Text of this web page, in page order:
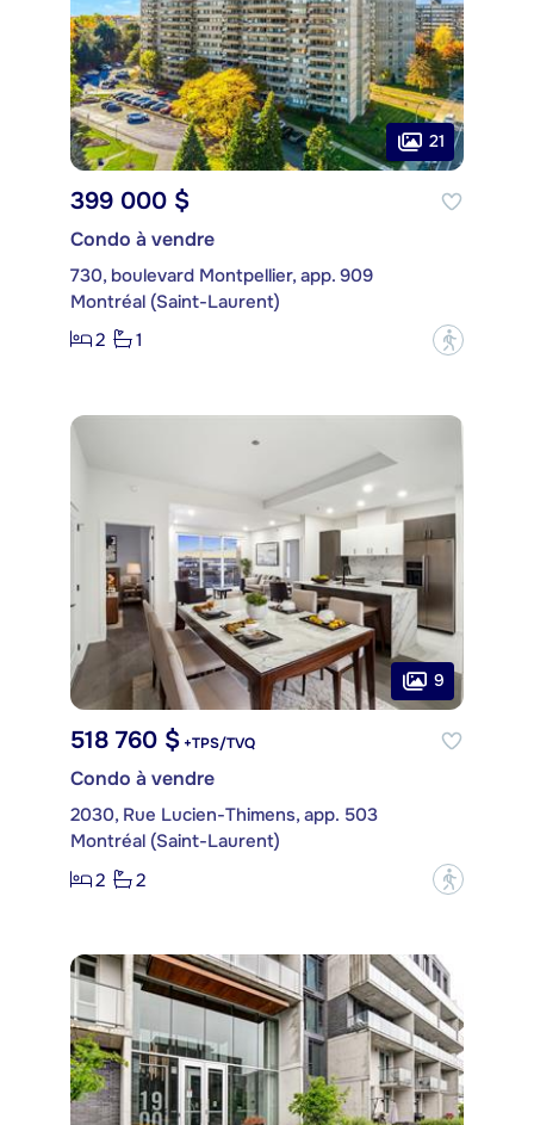
21
399 000 $
Condo à vendre
730, boulevard Montpellier, app. 909
Montréal (Saint-Laurent)
2
1 ?
9
518 760 $ +TPS/TVQ
Condo à vendre
2030, Rue Lucien-Thimens, app. 503
Montréal (Saint-Laurent)
2
2 ?